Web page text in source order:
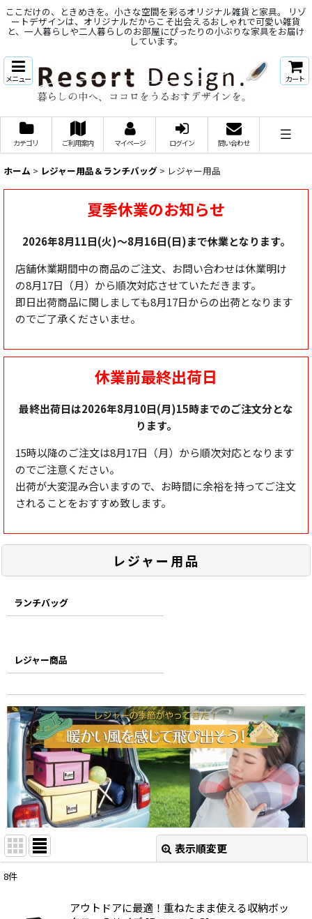
ここだけの、ときめきを。小さな空間を彩るオリジナル雑貨と家具。 リゾ
ートデザインは、オリジナルだからこそ出会えるおしゃれで可愛い雑貨
と、一人暮らしや二人暮らしのお部屋にぴったりの小ぶりな家具をお届け
しています。
メニュー カート
カテゴリ ご利用案内 マイページ ログイン 問い合わせ
ホーム > レジャー用品＆ランチバッグ > レジャー用品
夏季休業のお知らせ
2026年8月11日(火)～8月16日(日)まで休業となります。
店舗休業期間中の商品のご注文、お問い合わせは休業明け
の8月17日（月）から順次対応させていただきます。
即日出荷商品に関しましても8月17日からの出荷となります
のでご了承くださいませ。
休業前最終出荷日
最終出荷日は2026年8月10日(月)15時までのご注文分とな
ります。
15時以降のご注文は8月17日（月）から順次対応となります
のでご注意ください。
出荷が大変混み合いますので、お時間に余裕を持ってご注文
されることをおすすめ致します。
レジャー用品
ランチバッグ
レジャー商品
表示順変更
8件
アウトドアに最適！重ねたまま使える収納ボッ